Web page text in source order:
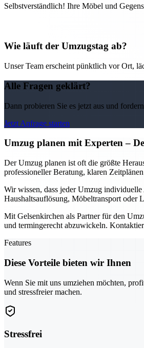
Selbstverständlich! Ihre Möbel und
Wie läuft der Umzugstag ab?
Unser Team erscheint pünktlich vor Ort,
Alle Fragen geklärt?
Dann probieren Sie es jetzt aus und
Jetzt Anfrage starten
Umzug planen mit Experten –
Der Umzug planen ist oft die größte
professioneller Beratung, klaren
Wir wissen, dass jeder Umzug
Haushaltsauflösung, Möbeltransport oder
Mit Gelsenkirchen als Partner für den
und termingerecht abzuwickeln.
Features
Diese Vorteile bieten wir Ihnen
Wenn Sie mit uns umziehen möchten,
und stressfreier machen.
Stressfrei